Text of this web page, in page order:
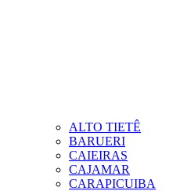
ALTO TIETÊ
BARUERI
CAIEIRAS
CAJAMAR
CARAPICUIBA